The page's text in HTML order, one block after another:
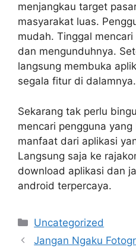
menjangkau target
masyarakat luas.
mudah. Tinggal
dan mengunduhnya.
langsung membuka
segala fitur di dalamnya.
Sekarang tak perlu
mencari pengguna
manfaat dari aplikasi
Langsung saja ke
download aplikasi dan
android terpercaya.
Kategori
Uncategorized
Jangan Ngaku